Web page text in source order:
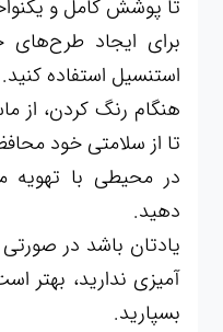
تا پوشش کامل و
برای ایجاد
استنسیل استفاده کنید.
هنگام رنگ کردن، از
تا از سلامتی خود
در محیطی با تهویه
دهید.
یادتان باشد در
آمیزی ندارید، بهتر
بسپارید.